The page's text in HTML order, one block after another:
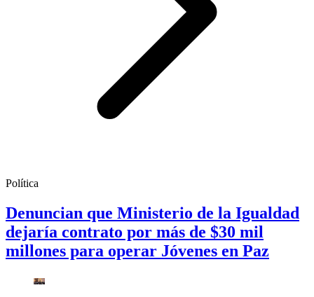
Política
Denuncian que Ministerio de la Igualdad
dejaría contrato por más de $30 mil
millones para operar Jóvenes en Paz